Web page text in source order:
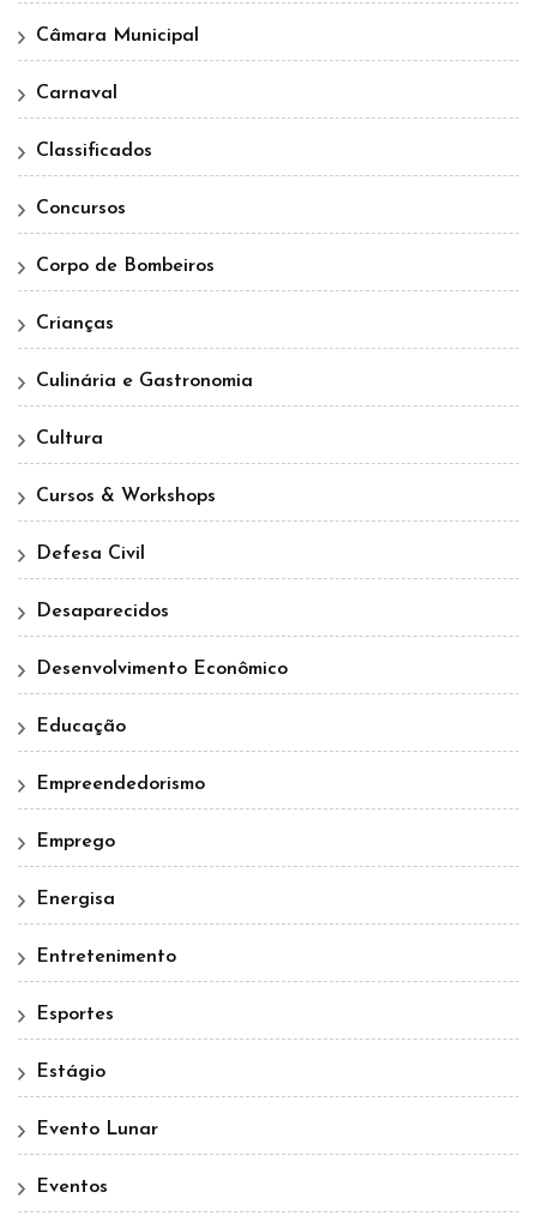
Câmara Municipal
Carnaval
Classificados
Concursos
Corpo de Bombeiros
Crianças
Culinária e Gastronomia
Cultura
Cursos & Workshops
Defesa Civil
Desaparecidos
Desenvolvimento Econômico
Educação
Empreendedorismo
Emprego
Energisa
Entretenimento
Esportes
Estágio
Evento Lunar
Eventos